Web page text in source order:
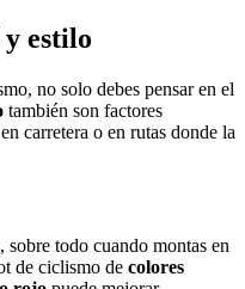
estilo
no solo debes pensar en el
también son factores
carretera o en rutas donde la
todo cuando montas en
de ciclismo de colores